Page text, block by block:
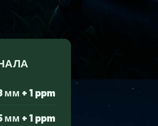
мм + 1 ppm
мм + 1 ppm